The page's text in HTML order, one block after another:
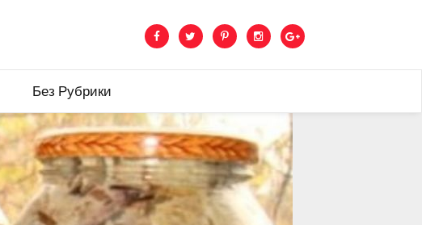
Без Рубрики